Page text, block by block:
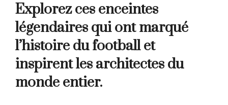
Explorez ces enceintes
légendaires qui ont marqué
l’histoire du football et
inspirent les architectes du
monde entier.